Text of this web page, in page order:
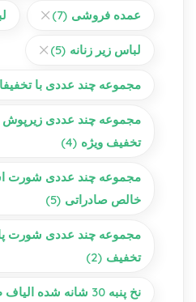
عمده فروشی (7)
لباس زیر زنانه (5)
مجموعه چند عددی با
مجموعه چند عددی زیرپوش
تخفیف ویژه (4)
مجموعه چند عددی شورت
خالص صادراتی (5)
مجموعه چند عددی شورت
تخفیف (2)
نخ پنبه 30 شانه شده الیاف طبیعی